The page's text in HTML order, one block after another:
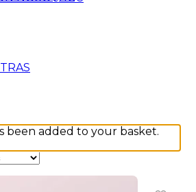
been added to your basket.